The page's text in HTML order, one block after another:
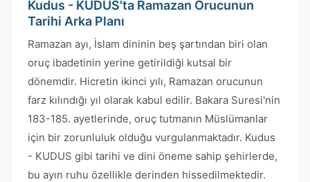
Kudus - KUDUS'ta Ramazan Orucunun
Tarihi Arka Planı
Ramazan ayı, İslam dininin beş şartından biri olan
oruç ibadetinin yerine getirildiği kutsal bir
dönemdir. Hicretin ikinci yılı, Ramazan orucunun
farz kılındığı yıl olarak kabul edilir. Bakara Suresi'nin
183-185. ayetlerinde, oruç tutmanın Müslümanlar
için bir zorunluluk olduğu vurgulanmaktadır. Kudus
- KUDUS gibi tarihi ve dini öneme sahip şehirlerde,
bu ayın ruhu özellikle derinden hissedilmektedir.